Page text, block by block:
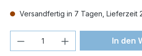
Versandfertig in 7 Tagen, Lieferzeit
Produkt Anzahl: GibIn den